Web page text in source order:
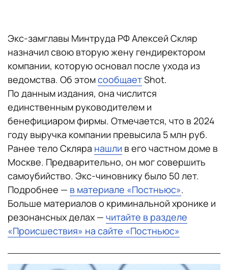
Экс-замглавы Минтруда РФ Алексей Скляр
назначил свою вторую жену гендиректором
компании, которую основал после ухода из
ведомства. Об этомсообщаетShot.
По данным издания, она числится
единственным руководителем и
бенефициаром фирмы. Отмечается, что в 2024
году выручка компании превысила 5 млн руб.
Ранее тело Скляра нашли в его частном доме в
Москве. Предварительно, он мог совершить
самоубийство. Экс-чиновнику было 50 лет.
Подробнее — в материале «Постньюс».
Больше материалов о криминальной хронике и
резонансных делах — читайте в разделе
«Происшествия» на сайте «Постньюс»